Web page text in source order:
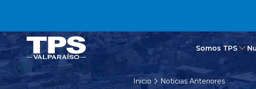
Somos TPS
Inicio Noticias Anteriores